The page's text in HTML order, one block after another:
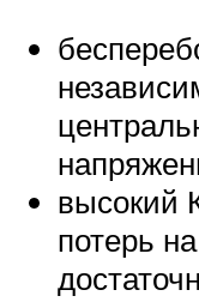
высокий
потерь